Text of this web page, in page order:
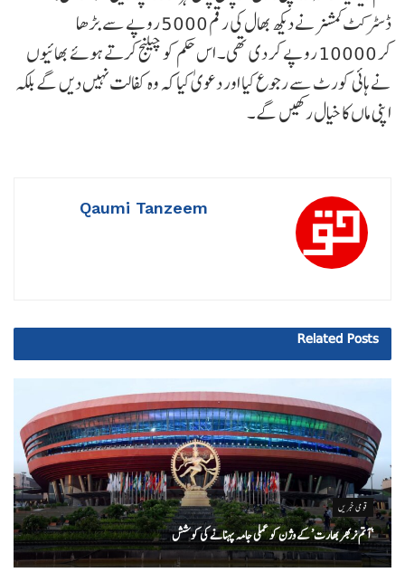
ڈسٹرکٹ کمشنر نے دیکھ بھال کی رقم 5000 روپے سے بڑھا
کر 10000 روپے کر دی تھی۔ اس حکم کو چیلنج کرتے ہوئے بھائیوں
نے ہائی کورٹ سے رجوع کیا اور دعویٰ کیا کہ وہ کفالت نہیں دیں گے بلکہ
اپنی ماں کا خیال رکھیں گے۔
Qaumi Tanzeem
Related Posts
قومی خبریں
‘ آتم نربھر بھارت’ کے وژن کو عملی جامہ پہنانے کی کوشش